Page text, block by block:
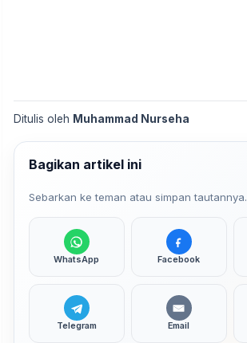
Ditulis oleh Muhammad Nurseha
Bagikan artikel ini
Sebarkan ke teman atau simpan tautannya.
WhatsApp Facebook
Telegram Email